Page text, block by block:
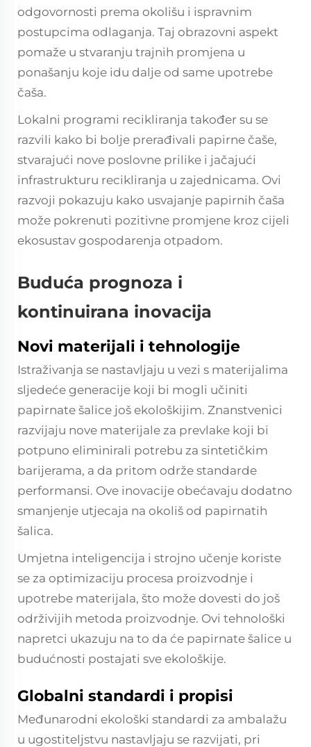
odgovornosti prema okolišu i ispravnim
postupcima odlaganja. Taj obrazovni aspekt
pomaže u stvaranju trajnih promjena u
ponašanju koje idu dalje od same upotrebe
čaša.
Lokalni programi recikliranja također su se
razvili kako bi bolje prerađivali papirne čaše,
stvarajući nove poslovne prilike i jačajući
infrastrukturu recikliranja u zajednicama. Ovi
razvoji pokazuju kako usvajanje papirnih čaša
može pokrenuti pozitivne promjene kroz cijeli
ekosustav gospodarenja otpadom.
Buduća prognoza i
kontinuirana inovacija
Novi materijali i tehnologije
Istraživanja se nastavljaju u vezi s materijalima
sljedeće generacije koji bi mogli učiniti
papirnate šalice još ekološkijim. Znanstvenici
razvijaju nove materijale za prevlake koji bi
potpuno eliminirali potrebu za sintetičkim
barijerama, a da pritom održe standarde
performansi. Ove inovacije obećavaju dodatno
smanjenje utjecaja na okoliš od papirnatih
šalica.
Umjetna inteligencija i strojno učenje koriste
se za optimizaciju procesa proizvodnje i
upotrebe materijala, što može dovesti do još
održivijih metoda proizvodnje. Ovi tehnološki
napretci ukazuju na to da će papirnate šalice u
budućnosti postajati sve ekološkije.
Globalni standardi i propisi
Međunarodni ekološki standardi za ambalažu
u ugostiteljstvu nastavljaju se razvijati, pri